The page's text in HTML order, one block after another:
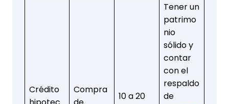
Crédito
Compra
10 a 20
Tener un
patrimo
nio
sólido y
contar
con el
respaldo
de